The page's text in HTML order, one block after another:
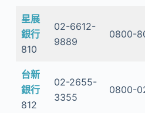
星展
銀行
810
02-6612-
9889
0800-
台新
銀行
812
02-2655-
3355
0800-